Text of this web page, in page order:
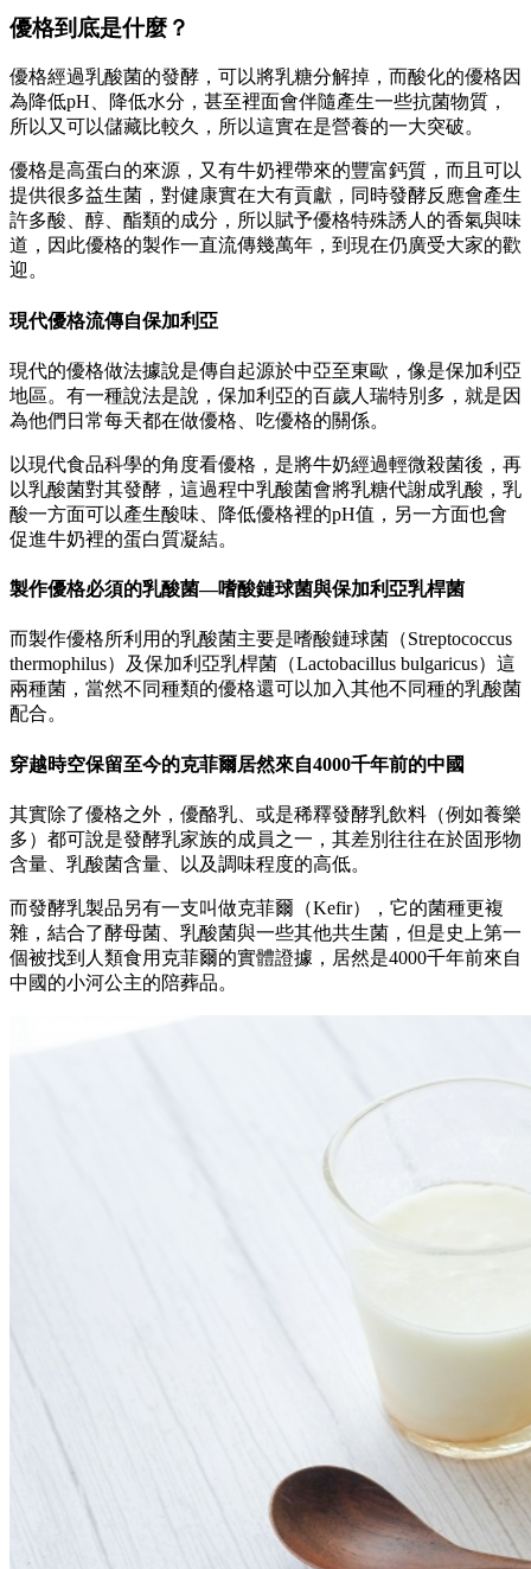
優格到底是什麼？
優格經過乳酸菌的發酵，可以將乳糖分解掉，而酸化的優格因
為降低pH、降低水分，甚至裡面會伴隨產生一些抗菌物質，
所以又可以儲藏比較久，所以這實在是營養的一大突破。
優格是高蛋白的來源，又有牛奶裡帶來的豐富鈣質，而且可以
提供很多益生菌，對健康實在大有貢獻，同時發酵反應會產生
許多酸、醇、酯類的成分，所以賦予優格特殊誘人的香氣與味
道，因此優格的製作一直流傳幾萬年，到現在仍廣受大家的歡
迎。
現代優格流傳自保加利亞
現代的優格做法據說是傳自起源於中亞至東歐，像是保加利亞
地區。有一種說法是說，保加利亞的百歲人瑞特別多，就是因
為他們日常每天都在做優格、吃優格的關係。
以現代食品科學的角度看優格，是將牛奶經過輕微殺菌後，再
以乳酸菌對其發酵，這過程中乳酸菌會將乳糖代謝成乳酸，乳
酸一方面可以產生酸味、降低優格裡的pH值，另一方面也會
促進牛奶裡的蛋白質凝結。
製作優格必須的乳酸菌—嗜酸鏈球菌與保加利亞乳桿菌
而製作優格所利用的乳酸菌主要是嗜酸鏈球菌（Streptococcus
thermophilus）及保加利亞乳桿菌（Lactobacillus bulgaricus）這
兩種菌，當然不同種類的優格還可以加入其他不同種的乳酸菌
配合。
穿越時空保留至今的克菲爾居然來自4000千年前的中國
其實除了優格之外，優酪乳、或是稀釋發酵乳飲料（例如養樂
多）都可說是發酵乳家族的成員之一，其差別往往在於固形物
含量、乳酸菌含量、以及調味程度的高低。
而發酵乳製品另有一支叫做克菲爾（Kefir），它的菌種更複
雜，結合了酵母菌、乳酸菌與一些其他共生菌，但是史上第一
個被找到人類食用克菲爾的實體證據，居然是4000千年前來自
中國的小河公主的陪葬品。